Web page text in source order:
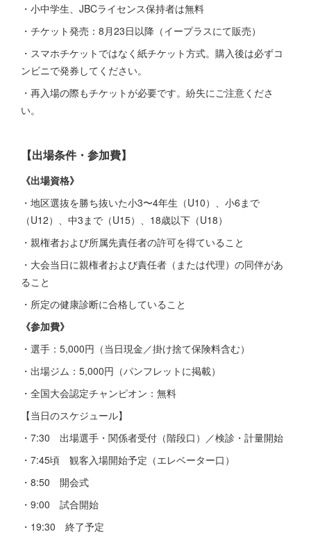
・小中学生、JBCライセンス保持者は無料
・チケット発売：8月23日以降（イープラスにて販売）
・スマホチケットではなく紙チケット方式。購入後は必ずコ
ンビニで発券してください。
・再入場の際もチケットが必要です。紛失にご注意くださ
い。
【出場条件・参加費】
《出場資格》
・地区選抜を勝ち抜いた小3〜4年生（U10）、小6まで
（U12）、中3まで（U15）、18歳以下（U18）
・親権者および所属先責任者の許可を得ていること
・大会当日に親権者および責任者（または代理）の同伴があ
ること
・所定の健康診断に合格していること
《参加費》
・選手：5,000円（当日現金／掛け捨て保険料含む）
・出場ジム：5,000円（パンフレットに掲載）
・全国大会認定チャンピオン：無料
【当日のスケジュール】
・7:30 出場選手・関係者受付（階段口）／検診・計量開始
・7:45頃 観客入場開始予定（エレベーター口）
・8:50 開会式
・9:00 試合開始
・19:30 終了予定